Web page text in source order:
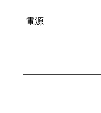
電源